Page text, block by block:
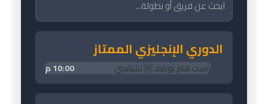
الدوري الإنجليزي الممتاز
وست هام يونايتد 🆚 تشيلسي 10:00 م